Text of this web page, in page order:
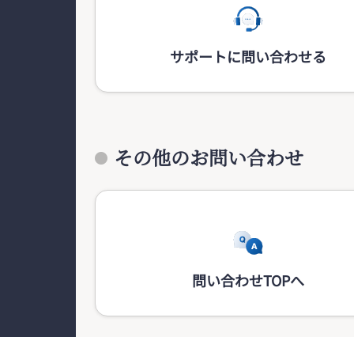
サポートに問い合わせる
その他のお問い合わせ
問い合わせTOPへ